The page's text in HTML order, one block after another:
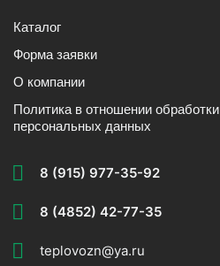
Каталог
Форма заявки
О компании
Политика в отношении обработки
персональных данных
8 (915) 977-35-92
8 (4852) 42-77-35
teplovozn@ya.ru